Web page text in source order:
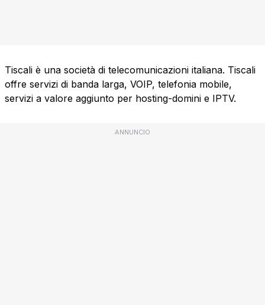
Tiscali è una società di telecomunicazioni italiana. Tiscali
offre servizi di banda larga, VOIP, telefonia mobile,
servizi a valore aggiunto per hosting-domini e IPTV.
ANNUNCIO